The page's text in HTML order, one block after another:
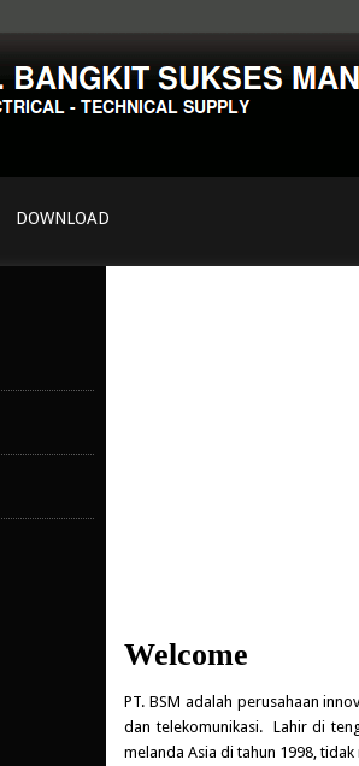
DOWNLOAD
Welcome
PT. BSM adalah perusahaan
dan telekomunikasi. Lahir di
melanda Asia di tahun 1998,